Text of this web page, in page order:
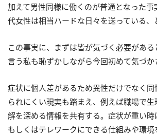
加えて男性同様に働くのが普通となった事
代女性は相当ハードな日々を送っている、
この事実に、まずは皆が気づく必要がある
言う私も恥ずかしながら今回初めて気づか
症状に個人差があるため異性だけでなく
られにくい現実も踏まえ、例えば職場で生
解を深める情報を共有する。症状が重い時
もしくはテレワークにできる仕組みや環